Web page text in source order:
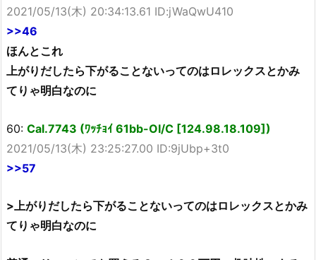
2021/05/13(木) 20:34:13.61 ID:jWaQwU410
>>46
ほんとこれ
上がりだしたら下がることないってのはロレックスとかみ
てりゃ明白なのに
60: Cal.7743 (ﾜｯﾁｮｲ 61bb-OI/C [124.98.18.109])
2021/05/13(木) 23:25:27.00 ID:9jUbp+3t0
>>57
>上がりだしたら下がることないってのはロレックスとかみ
てりゃ明白なのに